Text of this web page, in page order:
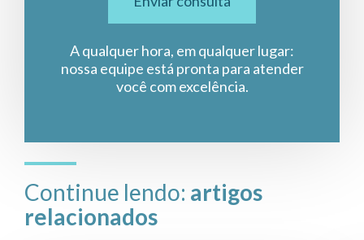
A qualquer hora, em qualquer lugar:
nossa equipe está pronta para atender
você com excelência.
Continue lendo: artigos
relacionados